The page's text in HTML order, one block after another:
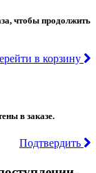
чтобы продолжить
в корзину
в заказе.
Подтвердить